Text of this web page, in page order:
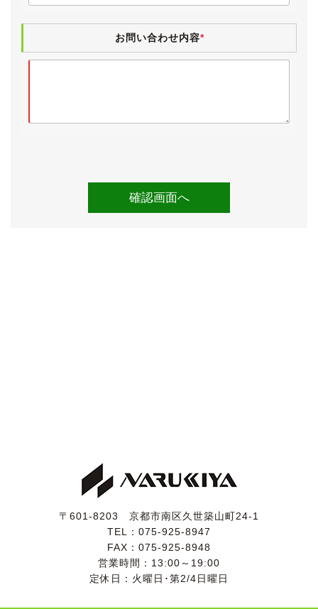
せん。
ボディにはまだ十分に艶が残っており、ヘッドランプレ
ンズもクリアです。
さすがは低走行車という印象で、年式を感じさせない美
ライト・アロイ・ホイール・ダブルスポーク・スタイリ
小傷や薄汚れなど極僅かな使用感こそございますが、低
走行車ならではの大変きれいな状態が保たれています。
トキー・エアコン・iDrive操作・バックカメラ・PDC・
地デジ・ディスク再生・パワートランク・クルコン関係
は動作確認済みです。
【各機関】
エアコンも問題なく効いています。
お問い合わせ内容*
〒601-8203 京都市南区久世築山町24-1
TEL： 075-925-8947
FAX：075-925-8948
営業時間：13:00～19:00
定休日：火曜日･第2/4日曜日